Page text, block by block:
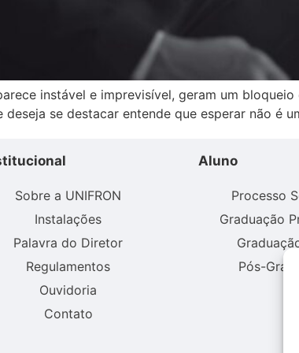
instável e imprevisível, geram um
deseja se destacar entende que esperar não é
Sobre a UNIFRON
Instalações
Palavra do Diretor
Regulamentos
Ouvidoria
Contato
Aluno
Processo
Graduação
Pós-